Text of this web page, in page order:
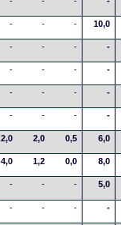
- - - 10,0
- - - -
- - - -
- - - -
- - - -
2,0 2,0 0,5 6,0
4,0 1,2 0,0 8,0
- - - 5,0
- - - -